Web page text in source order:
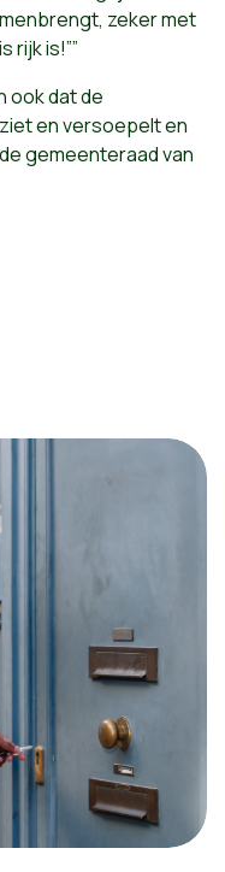
zeker met
rijk is!””
ook dat de
en versoepelt en
gemeenteraad van